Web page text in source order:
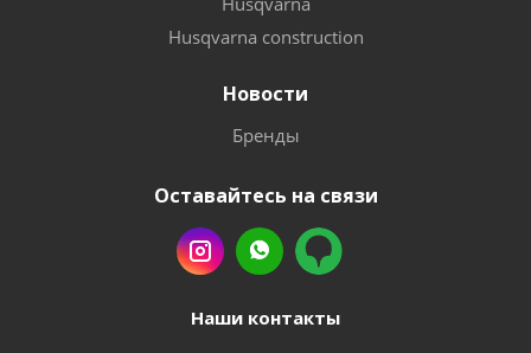
Husqvarna construction
Новости
Бренды
Оставайтесь на связи
Наши контакты